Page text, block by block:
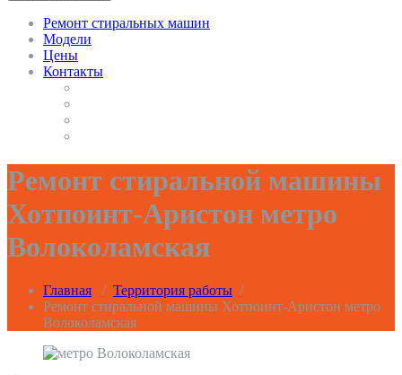
Ремонт стиральных машин
Модели
Цены
Контакты
Ремонт стиральной машины
Хотпоинт-Аристон метро
Волоколамская
Главная / Территория работы /
Ремонт стиральной машины Хотпоинт-Аристон метро
Волоколамская